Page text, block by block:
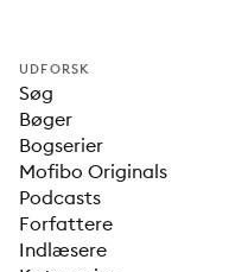
UDFORSK
Søg
Bøger
Bogserier
Mofibo Originals
Podcasts
Forfattere
Indlæsere